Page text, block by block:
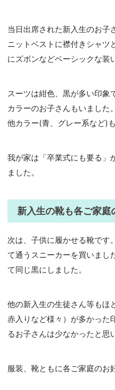
当日出席された新入生のお子
ニットベストに襟付きシャツ
にズボンなどベーシックな装
スーツは紺色、黒が多い印象
カラーのお子さんもいました
他カラー(青、グレー系など)
我が家は「卒業式にも要る」
ました。
新入生の靴も各ご家庭
次は、子供に履かせる靴です
て通うスニーカーを買いまし
て同じ黒にしました。
他の新入生の生徒さん等もほ
赤入りなど様々）が多かった
るお子さんは少なかったと思
服装、靴ともに各ご家庭のお